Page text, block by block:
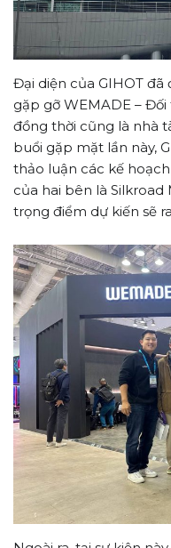
Đại diện của GIHOT đã
gặp gỡ WEMADE –
đồng thời cũng là nhà
buổi gặp mặt lần này,
thảo luận các kế
của hai bên là
trọng điểm dự kiến sẽ